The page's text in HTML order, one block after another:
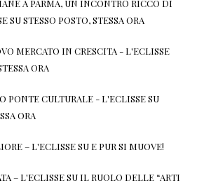
A PARMA, UN INCONTRO RICCO DI
SUSTESSO POSTO, STESSA ORA
MERCATO IN CRESCITA - L'ECLISSE
ORA
PONTE CULTURALE - L'ECLISSESU
ORA
– L'ECLISSESU E PUR SI MUOVE!
– L'ECLISSESU IL RUOLO DELLE “ARTI